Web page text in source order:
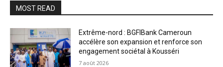
MOST READ
Extrême-nord : BGFIBank Cameroun
accélère son expansion et renforce son
engagement sociétal à Kousséri
7 août 2026